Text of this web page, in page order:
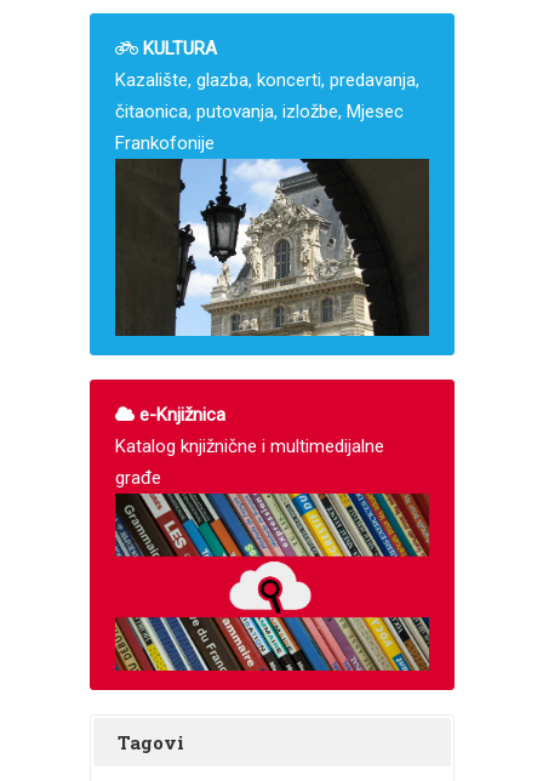
KULTURA
Kazalište, glazba, koncerti, predavanja,
čitaonica, putovanja, izložbe, Mjesec
Frankofonije
e-Knjižnica
Katalog knjižnične i multimedijalne
građe
Tagovi